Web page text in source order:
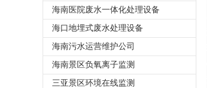
海南医院废水一体化处理设备
海口地埋式废水处理设备
海南污水运营维护公司
海南景区负氧离子监测
三亚景区环境在线监测